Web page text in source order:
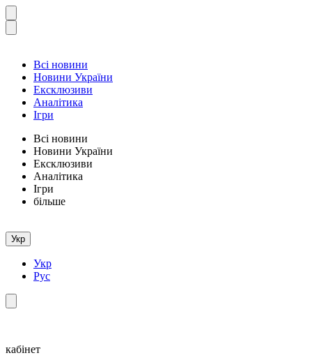
Всі новини
Новини України
Ексклюзиви
Аналітика
Ігри
Всі новини
Новини України
Ексклюзиви
Аналітика
Ігри
більше
Укр
Укр
Рус
кабінет